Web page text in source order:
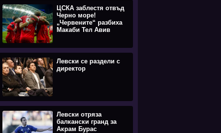
ЦСКА заблестя отвъд
Черно море!
„Червените“ разбиха
Макаби Тел Авив
Левски се раздели с
директор
Левски отряза
балкански гранд за
Акрам Бурас